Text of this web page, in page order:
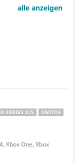
alle anzeigen
SERIES X/S SWITCH
Xbox One, Xbox